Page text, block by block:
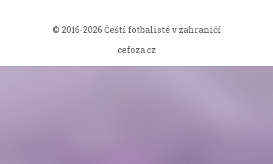
© 2016-2026 Čeští fotbalisté v zahraničí
cefoza.cz